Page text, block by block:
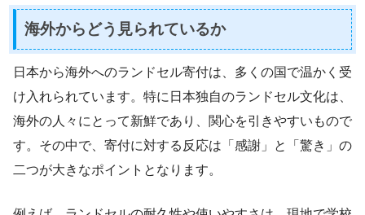
海外からどう見られているか
日本から海外へのランドセル寄付は、多くの国で温かく受
け入れられています。特に日本独自のランドセル文化は、
海外の人々にとって新鮮であり、関心を引きやすいもので
す。その中で、寄付に対する反応は「感謝」と「驚き」の
二つが大きなポイントとなります。